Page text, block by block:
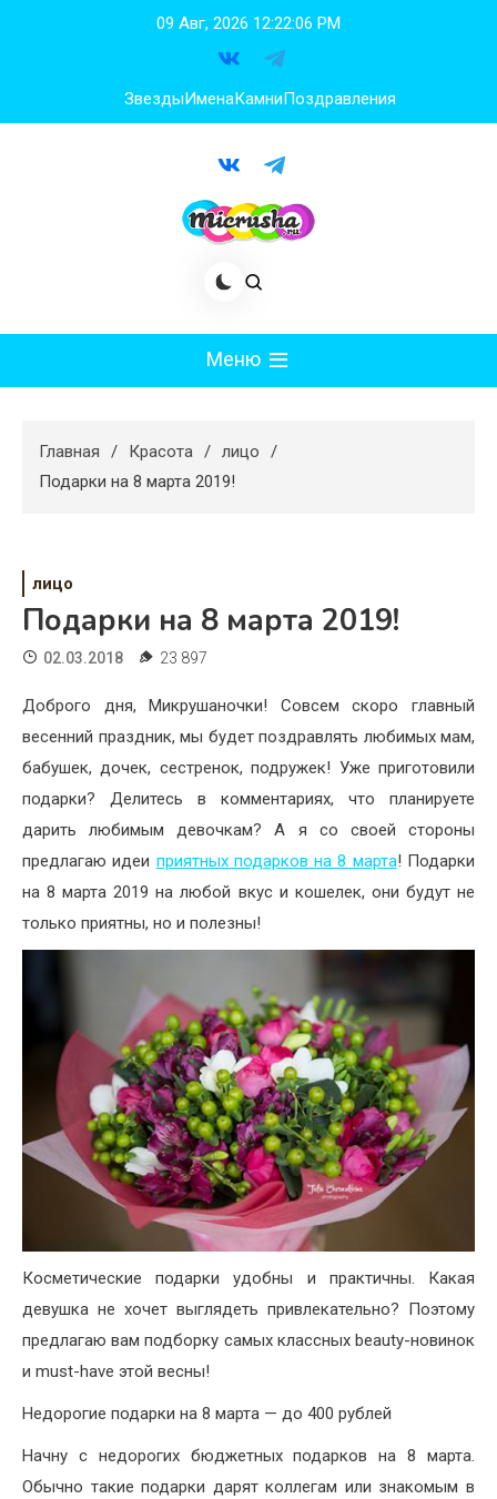
09 Авг, 2026 12:22:08 PM
ЗвездыИменаКамниПоздравления
Меню
Худеем
Свадьба
Дом
Жизнь
Хобби
Красота
Недвижимость
Главная Красота
лицо
Подарки на 8 марта 2019!
лицо
Подарки на 8 марта 2019!
02.03.2018 23 897
Доброго дня, Микрушаночки! Совсем скоро главный
весенний праздник, мы будет поздравлять любимых мам,
бабушек, дочек, сестренок, подружек! Уже приготовили
подарки? Делитесь в комментариях, что планируете
дарить любимым девочкам? А я со своей стороны
предлагаю идеи приятных подарков на 8 марта! Подарки
на 8 марта 2019 на любой вкус и кошелек, они будут не
только приятны, но и полезны!
Косметические подарки удобны и практичны. Какая
девушка не хочет выглядеть привлекательно? Поэтому
предлагаю вам подборку самых классных beauty-новинок
и must-have этой весны!
Недорогие подарки на 8 марта — до 400 рублей
Начну с недорогих бюджетных подарков на 8 марта.
Обычно такие подарки дарят коллегам или знакомым в